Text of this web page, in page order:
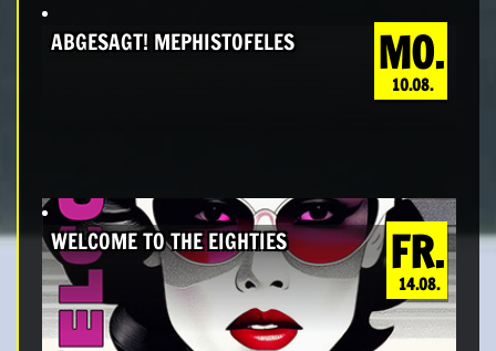
MO.
10.08.
ABGESAGT! MEPHISTOFELES
FR.
14.08.
WELCOME TO THE EIGHTIES